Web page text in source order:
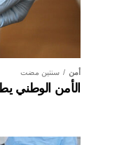
أمن سنتين مضت
الأمن الوطني